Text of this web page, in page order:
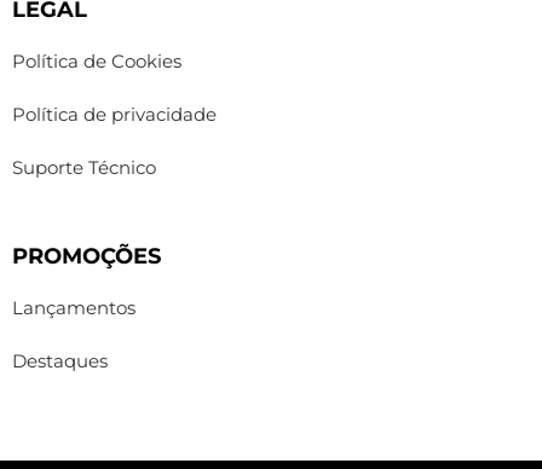
LEGAL
Política de Cookies
Política de privacidade
Suporte Técnico
PROMOÇÕES
Lançamentos
Destaques